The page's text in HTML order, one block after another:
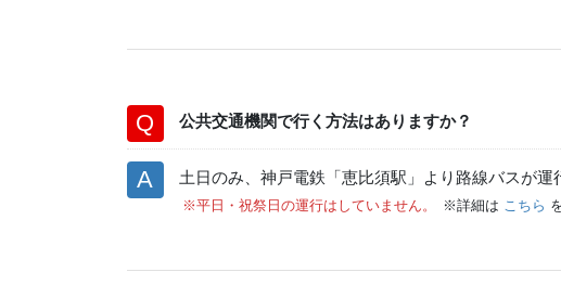
公共交通機関で行く方法はありますか？
土日のみ、神戸電鉄「恵比須駅」より路線バスが運
※平日・祝祭日の運行はしていません。 ※詳細は こちら